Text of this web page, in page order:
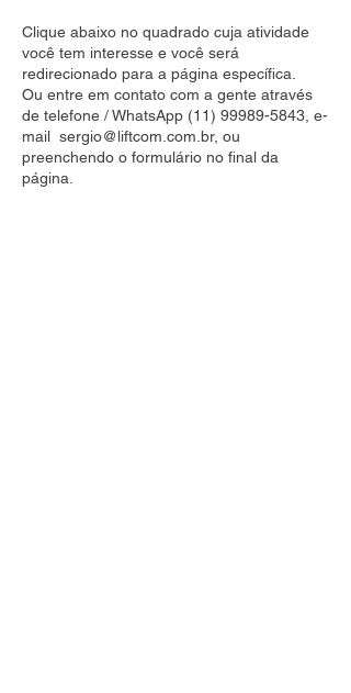
Clique abaixo no quadrado cuja atividade
você tem interesse e você será
redirecionado para a página específica.
Ou entre em contato com a gente através
de telefone / WhatsApp (11) 99989-5843 , e-
mail sergio@liftcom.com.br, ou
preenchendo o formulário no final da
página.